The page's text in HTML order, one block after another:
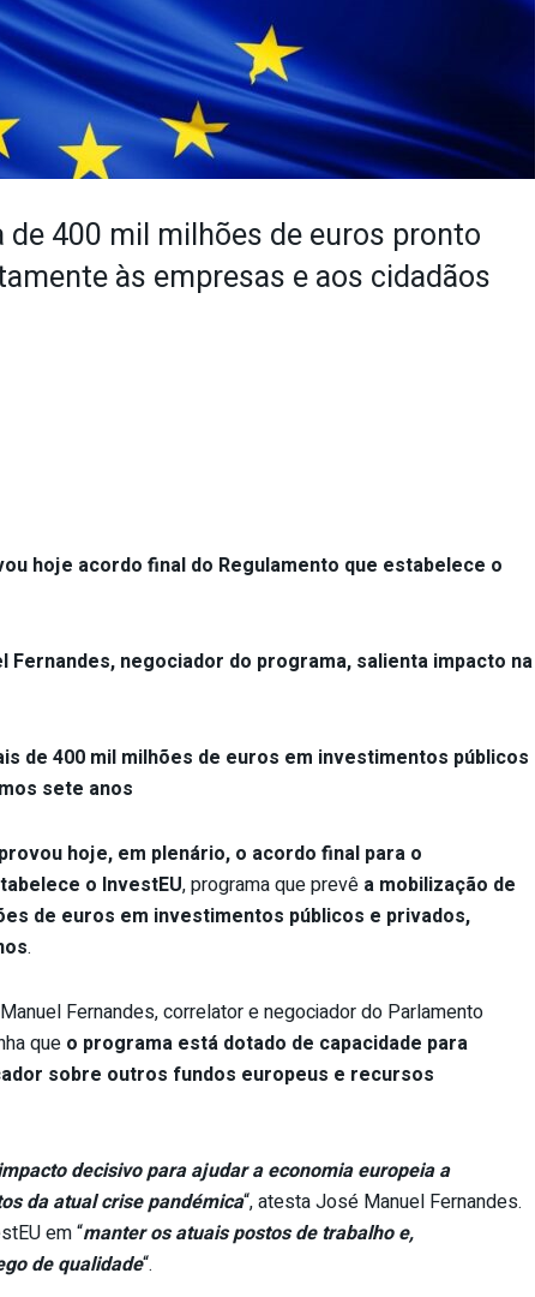
de 400 mil milhões de euros pronto
às empresas e aos cidadãos
hoje acordo final do Regulamento que estabelece o
Fernandes, negociador do programa, salienta impacto na
de 400 mil milhões de euros em investimentos públicos
sete anos
hoje, em plenário, o acordo final para o
o InvestEU, programa que prevê a mobilização de
de euros em investimentos públicos e privados,
.
Fernandes, correlator e negociador do Parlamento
que o programa está dotado de capacidade para
sobre outros fundos europeus e recursos
decisivo para ajudar a economia europeia a
da atual crise pandémica“, atesta José Manuel Fernandes.
em “manter os atuais postos de trabalho e,
de qualidade“.